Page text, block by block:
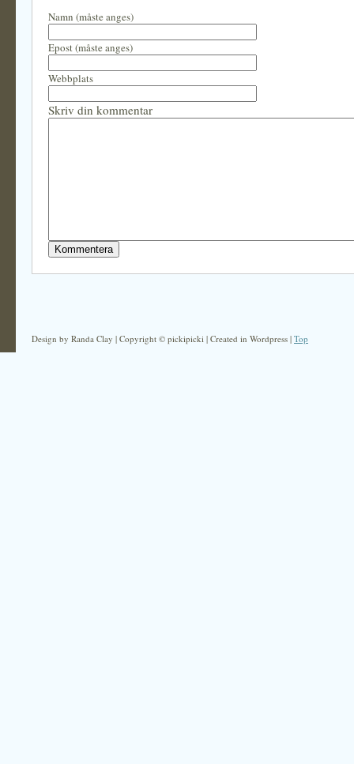
Namn (måste anges)
Epost (måste anges)
Webbplats
Skriv din kommentar
Design by Randa Clay | Copyright © pickipicki | Created in Wordpress | Top